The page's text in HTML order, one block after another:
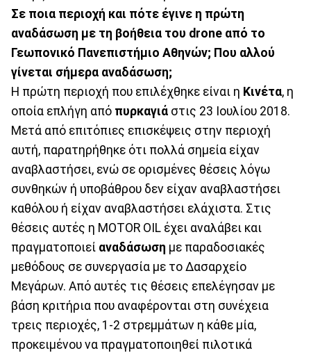
Σε ποια περιοχή και πότε έγινε η πρώτη
αναδάσωση με τη βοήθεια του drone από το
Γεωπονικό Πανεπιστήμιο Αθηνών; Που αλλού
γίνεται σήμερα αναδάσωση;
Η πρώτη περιοχή που επιλέχθηκε είναι η Κινέτα, η
οποία επλήγη από πυρκαγιά στις 23 Ιουλίου 2018.
Μετά από επιτόπιες επισκέψεις στην περιοχή
αυτή, παρατηρήθηκε ότι πολλά σημεία είχαν
αναβλαστήσει, ενώ σε ορισμένες θέσεις λόγω
συνθηκών ή υποβάθρου δεν είχαν αναβλαστήσει
καθόλου ή είχαν αναβλαστήσει ελάχιστα. Στις
θέσεις αυτές η MOTOR OIL έχει αναλάβει και
πραγματοποιεί αναδάσωση με παραδοσιακές
μεθόδους σε συνεργασία με το Δασαρχείο
Μεγάρων. Από αυτές τις θέσεις επελέγησαν με
βάση κριτήρια που αναφέρονται στη συνέχεια
τρεις περιοχές, 1-2 στρεμμάτων η κάθε μία,
προκειμένου να πραγματοποιηθεί πιλοτικά